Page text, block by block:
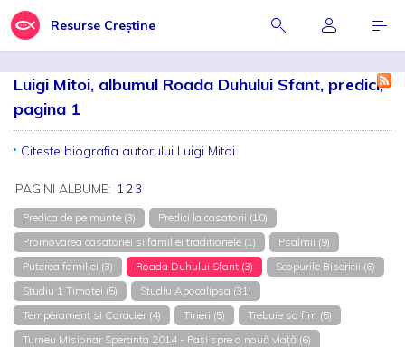
Resurse Creștine
Luigi Mitoi, albumul Roada Duhului Sfant, predici,
pagina 1
Citeste biografia autorului Luigi Mitoi
PAGINI ALBUME: 123
Predica de pe munte (3)
Predici la casatorii (10)
Promovarea casatoriei si familiei traditionele (1)
Psalmii (9)
Puterea familiei (3)
Roada Duhului Sfant (3)
Scopurile Bisericii (6)
Studiu 1 Timotei (5)
Studiu Apocalipsa (31)
Temperament si Caracter (4)
Tineri (5)
Trebuie sa fim (5)
Turneu Misionar Speranta 2014 - Pași spre o nouă viață (6)